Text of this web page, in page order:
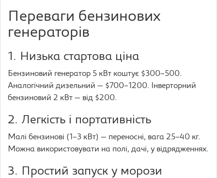
Переваги бензинових
генераторів
1. Низька стартова ціна
Бензиновий генератор 5 кВт коштує $300–500.
Аналогічний дизельний — $700–1200. Інверторний
бензиновий 2 кВт — від $200.
2. Легкість і портативність
Малі бензинові (1–3 кВт) — переносні, вага 25–40 кг.
Можна використовувати на полі, дачі, у відрядженнях.
3. Простий запуск у морози